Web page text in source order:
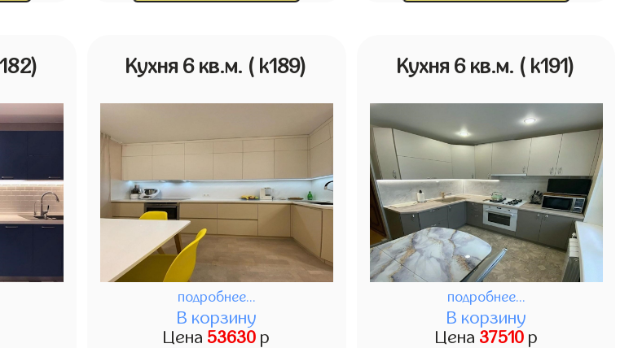
Кухня 6 кв.м. ( k189)
подробнее...
В корзину
Цена 53630 р
Кухня 6 кв.м. ( k191)
подробнее...
В корзину
Цена 37510р